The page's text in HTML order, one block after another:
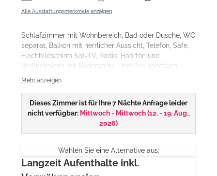
Alle Ausstattungsmerkmale anzeigen
Schlafzimmer mit Wohnbereich, Bad oder Dusche, WC
separat, Balkon mit herrlicher Aussicht, Telefon, Safe,
Flachbildschirm Sat-TV, Radio, Haarfön und
Wellnesskorb mit Bademantel und Poolhandtuch.
Unsere Doppelzimmer DeLuxe gibt es in
unterschiedlichen Einrichtungsstilenund auch als
Mottozimmer.
Mehr anzeigen
Dieses Zimmer ist für Ihre 7 Nächte Anfrage leider
nicht verfügbar: Mittwoch - Mittwoch(12. - 19. Aug.,
2026)
Wählen Sie eine Alternative aus:
Langzeit Aufenthalte inkl.